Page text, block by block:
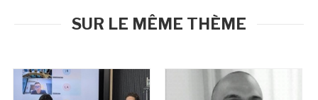
SUR LE MÊME THÈME